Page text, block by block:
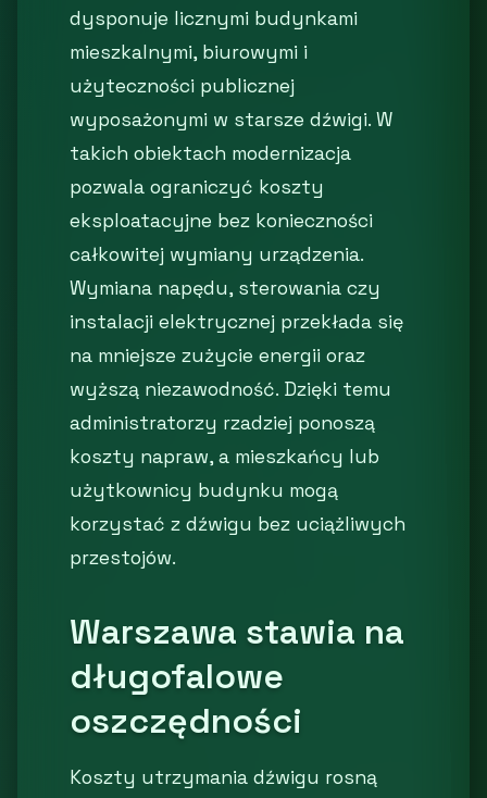
dysponuje licznymi budynkami
mieszkalnymi, biurowymi i
użyteczności publicznej
wyposażonymi w starsze dźwigi. W
takich obiektach modernizacja
pozwala ograniczyć koszty
eksploatacyjne bez konieczności
całkowitej wymiany urządzenia.
Wymiana napędu, sterowania czy
instalacji elektrycznej przekłada się
na mniejsze zużycie energii oraz
wyższą niezawodność. Dzięki temu
administratorzy rzadziej ponoszą
koszty napraw, a mieszkańcy lub
użytkownicy budynku mogą
korzystać z dźwigu bez uciążliwych
przestojów.
Warszawa stawia na
długofalowe
oszczędności
Koszty utrzymania dźwigu rosną